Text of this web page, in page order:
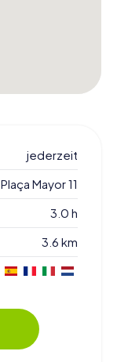
jederzeit
Plaça Mayor 11
3.0 h
3.6 km